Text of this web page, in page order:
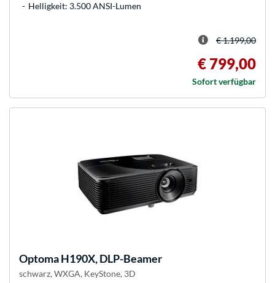
Helligkeit: 3.500 ANSI-Lumen
€ 1.199,00
€ 799,00
Sofort verfügbar
OptomaH190X, DLP-Beamer
schwarz, WXGA, KeyStone, 3D